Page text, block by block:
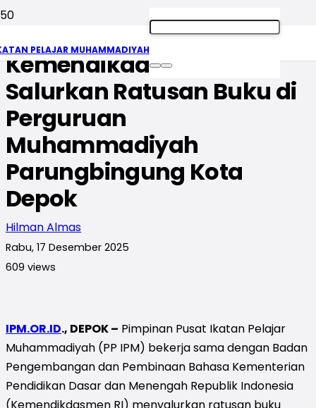
PELAJAR MUHAMMADIYAH
PP IPM dan Badan Bahasa
Kemendikdasmen RI
Salurkan Ratusan Buku di
Perguruan
Muhammadiyah
Parungbingung Kota
Depok
Hilman Almas
Rabu, 17 Desember 2025
609 views
IPM.OR.ID., DEPOK – Pimpinan Pusat Ikatan Pelajar
Muhammadiyah (PP IPM) bekerja sama dengan Badan
Pengembangan dan Pembinaan Bahasa Kementerian
Pendidikan Dasar dan Menengah Republik Indonesia
(Kemendikdasmen RI) menyalurkan ratusan buku